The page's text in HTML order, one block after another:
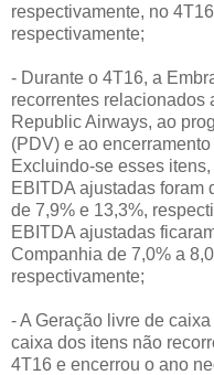
respectivamente, no
respectivamente;
- Durante o 4T16, a
recorrentes relacionados
Republic Airways, ao
(PDV) e ao
Excluindo-se esses
EBITDA ajustadas foram
de 7,9% e 13,3%,
EBITDA ajustadas
Companhia de 7,0% a
respectivamente;
- A Geração livre de
caixa dos itens não
4T16 e encerrou o ano